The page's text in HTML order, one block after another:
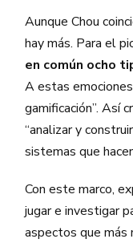
Aunque Chou
hay más. Para el
en común ocho
A estas
gamificación”. Así
“analizar y
sistemas que
Con este marco,
jugar e investigar
aspectos que más